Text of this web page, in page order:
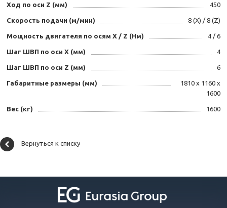
Ход по оси Z (мм) 450
Скорость подачи (м/мин) 8 (X) / 8 (Z)
Мощность двигателя по осям X / Z (Нм) 4 / 6
Шаг ШВП по оси X (мм) 4
Шаг ШВП по оси Z (мм) 6
Габаритные размеры (мм)
1810 х 1160 х
1600
Вес (кг) 1600
Вернуться к списку